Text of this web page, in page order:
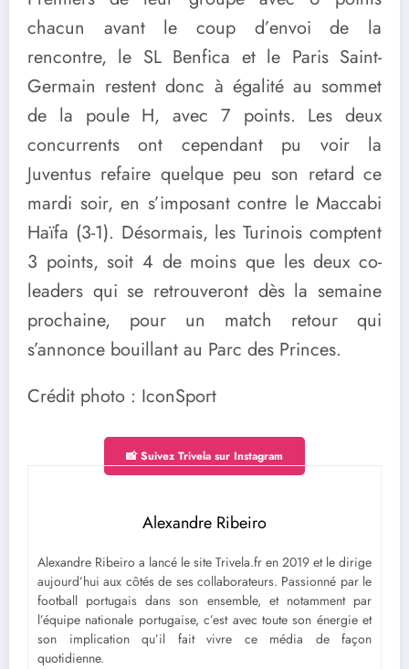
chacun avant le coup d’envoi de la
rencontre, le SL Benfica et le Paris Saint-
Germain restent donc à égalité au sommet
de la poule H, avec 7 points. Les deux
concurrents ont cependant pu voir la
Juventus refaire quelque peu son retard ce
mardi soir, en s’imposant contre le Maccabi
Haïfa (3-1). Désormais, les Turinois comptent
3 points, soit 4 de moins que les deux co-
leaders qui se retrouveront dès la semaine
prochaine, pour un match retour qui
s’annonce bouillant au Parc des Princes.
Crédit photo : IconSport
📸 Suivez Trivela sur Instagram
Alexandre Ribeiro
Alexandre Ribeiro a lancé le site Trivela.fr en 2019 et le dirige
aujourd’hui aux côtés de ses collaborateurs. Passionné par le
football portugais dans son ensemble, et notamment par
l’équipe nationale portugaise, c’est avec toute son énergie et
son implication qu’il fait vivre ce média de façon
quotidienne.